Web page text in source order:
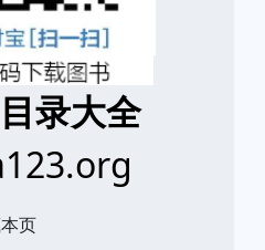
录大全
页